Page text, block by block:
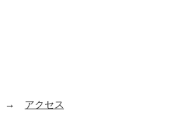
→ アクセス